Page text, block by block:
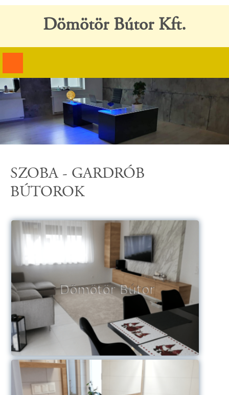
Dömötör Bútor Kft.
SZOBA - GARDRÓB
BÚTOROK